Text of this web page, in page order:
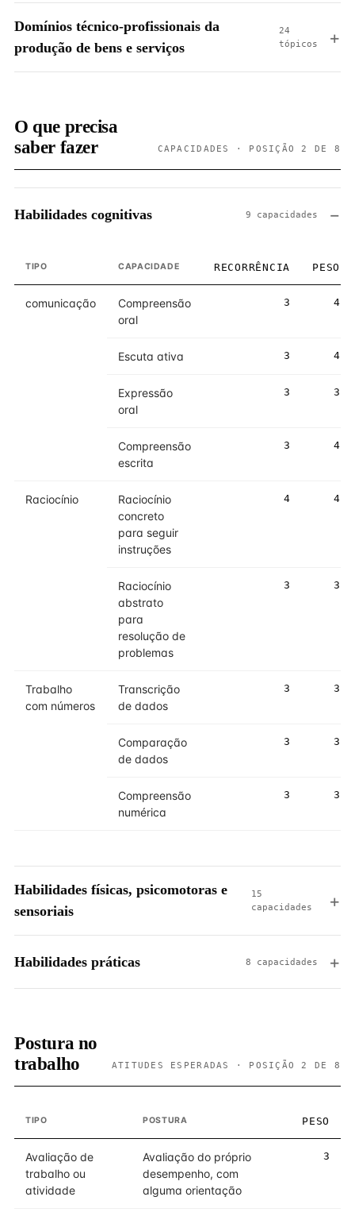
Domínios técnico-profissionais da
produção de bens e serviços
24
tópicos
O que precisa
saber fazer
CAPACIDADES · POSIÇÃO 2 DE 8
Habilidades cognitivas 9 capacidades
TIPO CAPACIDADE RECORRÊNCIA PESO
comunicação
Compreensão
oral
3 4
Escuta ativa 3 4
Expressão
oral
3 3
Compreensão
escrita
3 4
Raciocínio
Raciocínio
concreto
para seguir
instruções
4 4
Raciocínio
abstrato
para
resolução de
problemas
3 3
Trabalho
com números
Transcrição
de dados
3 3
Comparação
de dados
3 3
Compreensão
numérica
3 3
Habilidades físicas, psicomotoras e
sensoriais
15
capacidades
Habilidades práticas 8 capacidades
Postura no
trabalho
ATITUDES ESPERADAS · POSIÇÃO 2 DE 8
TIPO POSTURA PESO
Avaliação de
trabalho ou
atividade
Avaliação do próprio
desempenho, com
alguma orientação
3